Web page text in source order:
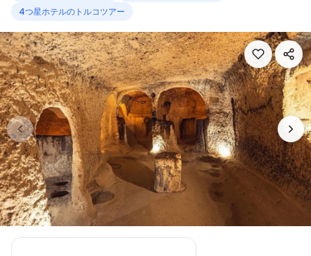
4つ星ホテルのトルコツアー